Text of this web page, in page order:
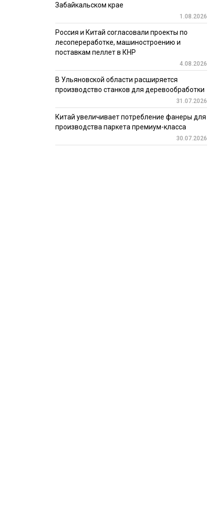
Забайкальском крае
1.08.2026
Россия и Китай согласовали проекты по
лесопереработке, машиностроению и
поставкам пеллет в КНР
4.08.2026
В Ульяновской области расширяется
производство станков для деревообработки
31.07.2026
Китай увеличивает потребление фанеры для
производства паркета премиум-класса
30.07.2026